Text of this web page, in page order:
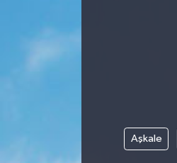
Aşkale